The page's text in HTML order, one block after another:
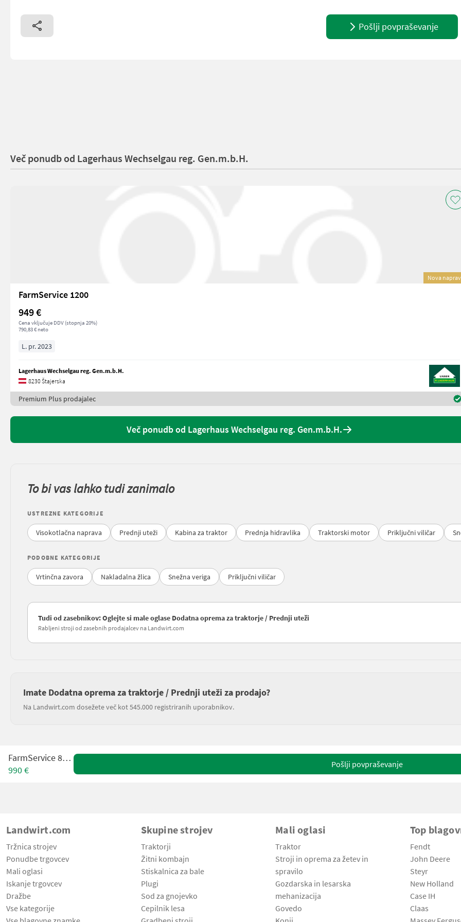
Pošlji povpraševanje
Več ponudb od Lagerhaus Wechselgau reg. Gen.m.b.H.
Nova
FarmService 1200
949 €
Cena vključuje DDV (stopnja 20%)
790,83 € neto
L. pr. 2023
Lagerhaus Wechselgau reg. Gen.m.b.H.
8230 Štajerska
Premium Plus prodajalec
Več ponudb od Lagerhaus Wechselgau reg. Gen.m.b.H.
To bi vas lahko tudi zanimalo
USTREZNE KATEGORIJE
Visokotlačna naprava Prednji uteži Kabina za traktor Prednja hidravlika Traktorski motor Priključni viličar
PODOBNE KATEGORIJE
Vrtinčna zavora Nakladalna žlica Snežna veriga Priključni viličar
Tudi od zasebnikov: Oglejte si male oglase Dodatna oprema za traktorje / Prednji uteži
Rabljeni stroji od zasebnih prodajalcev na Landwirt.com
Imate Dodatna oprema za traktorje / Prednji uteži za prodajo?
Na Landwirt.com dosežete več kot 545.000 registriranih uporabnikov.
FarmService 800kg
990 €
Pošlji povpraševanje
Landwirt.com
Tržnica strojev
Ponudbe trgovcev
Mali oglasi
Iskanje trgovcev
Dražbe
Vse kategorije
Skupine strojev
Traktorji
Žitni kombajn
Stiskalnica za bale
Plugi
Sod za gnojevko
Cepilnik lesa
Mali oglasi
Traktor
Stroji in oprema za žetev in
spravilo
Gozdarska in lesarska
mehanizacija
Govedo
Top
Fendt
John Deere
Steyr
New Holland
Case IH
Claas